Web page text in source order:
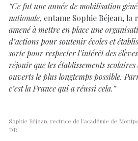
“Ce fut une année de mobilisation
nationale, entame Sophie Béjean, la
amené à mettre en place une
d’actions pour soutenir écoles et
sorte pour respecter l’intérêt des
réjouir que les établissements
ouverts le plus longtemps possible.
c’est la France qui a réussi cela.”
Sophie Béjean, rectrice de l’académie de
DR.